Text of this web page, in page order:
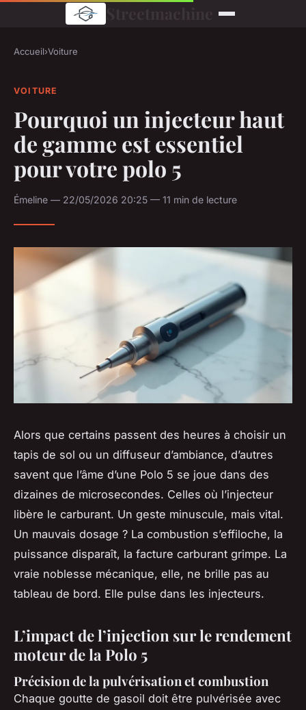
Accueil›Voiture
VOITURE
Pourquoi un injecteur haut
de gamme est essentiel
pour votre polo 5
Émeline — 22/05/2026 20:25 — 11 min de lecture
Alors que certains passent des heures à choisir un
tapis de sol ou un diffuseur d’ambiance, d’autres
savent que l’âme d’une Polo 5 se joue dans des
dizaines de microsecondes. Celles où l’injecteur
libère le carburant. Un geste minuscule, mais vital.
Un mauvais dosage ? La combustion s’effiloche, la
puissance disparaît, la facture carburant grimpe. La
vraie noblesse mécanique, elle, ne brille pas au
tableau de bord. Elle pulse dans les injecteurs.
L’impact de l’injection sur le rendement
moteur de la Polo 5
Précision de la pulvérisation et combustion
Chaque goutte de gasoil doit être pulvérisée avec